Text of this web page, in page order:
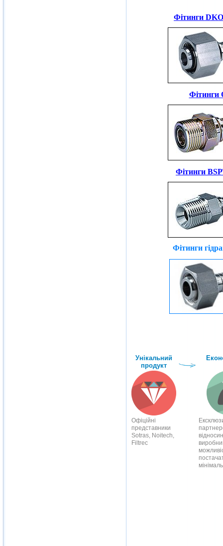
Фітинги
Фітинги
Фітинги
Фітинги
Унікальний
продукт
Офіційні
представники
Sotras, Noitech,
Filtrec